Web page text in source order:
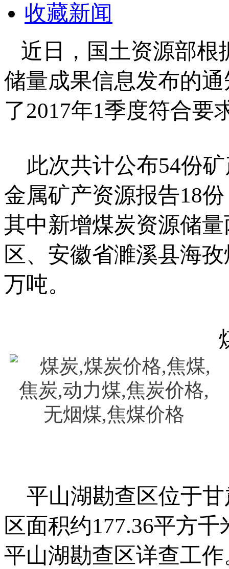
收藏新闻
近日，国土资源部根
储量成果信息发布的
了2017年1季度符合要
此次共计公布54份矿
金属矿产资源报告18
其中新增煤炭资源储
区、安徽省濉溪县海
万吨。
平山湖勘查区位于甘
区面积约177.36平方
平山湖勘查区详查工作